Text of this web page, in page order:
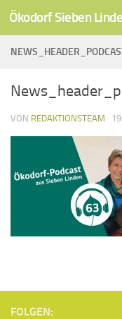
Unter dem Inhalt
Ökodorf Sieben
VON REDAKTIONSTEAM ·
FOLGEN: